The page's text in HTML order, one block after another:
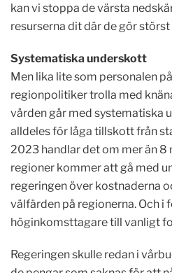
kan vi stoppa de värsta
resurserna dit där de gör störst
Systematiska underskott
Men lika lite som personalen
regionpolitiker trolla med
vården går med systematiska
alldeles för låga tillskott från
2023 handlar det om mer än 8
regioner kommer att gå med
regeringen över kostnaderna
välfärden på regionerna. Och i
höginkomsttagare till vanligt
Regeringen skulle redan i